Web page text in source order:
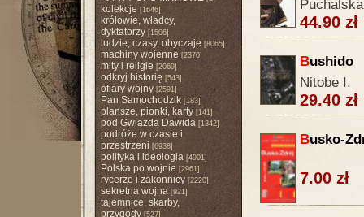
kolekcje [1646]
królowie, władcy,
dyktatorzy[1506]
ludzie, czasy, obyczaje [8065]
machiny wojenne [2370]
mity i religie [2069]
odkryj historię[543]
ofiary wojny[2591]
Pan Samochodzik[183]
plansze, pionki, karty[141]
pod Gwiazdą Dawida[1342]
podróże w czasie i
przestrzeni [6938]
polityka i ideologia[4901]
Polska po wojnie [2961]
rycerze i zakonnicy[2220]
sekretna wojna[921]
tajemnice, skarby,
przygody[527]
44.90 zł
Bushido
Nitobe I.
29.40 zł
Busko-
7.00 zł